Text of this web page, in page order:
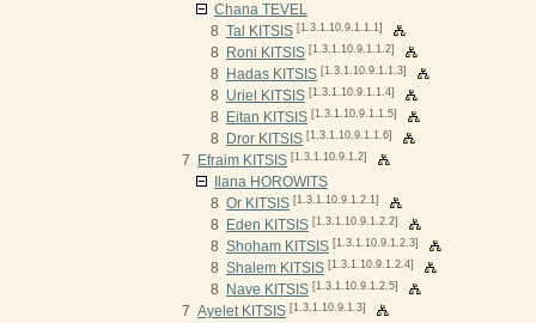
Chana TEVEL
8 Tal KITSIS [1.3.1.10.9.1.1.1]
8 Roni KITSIS [1.3.1.10.9.1.1.2]
8 Hadas KITSIS [1.3.1.10.9.1.1.3]
8 Uriel KITSIS [1.3.1.10.9.1.1.4]
8 Eitan KITSIS [1.3.1.10.9.1.1.5]
8 Dror KITSIS [1.3.1.10.9.1.1.6]
7 Efraim KITSIS [1.3.1.10.9.1.2]
Ilana HOROWITS
8 Or KITSIS [1.3.1.10.9.1.2.1]
8 Eden KITSIS [1.3.1.10.9.1.2.2]
8 Shoham KITSIS [1.3.1.10.9.1.2.3]
8 Shalem KITSIS [1.3.1.10.9.1.2.4]
8 Nave KITSIS [1.3.1.10.9.1.2.5]
7 Ayelet KITSIS [1.3.1.10.9.1.3]